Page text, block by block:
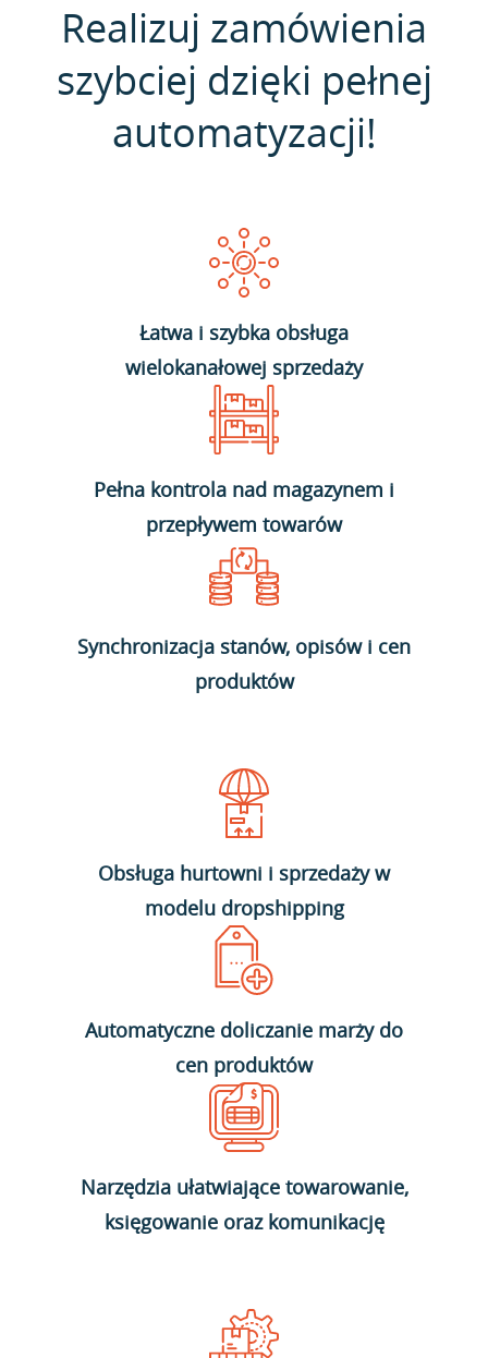
Realizuj zamówienia
szybciej dzięki pełnej
automatyzacji!
Łatwa i szybka obsługa
wielokanałowej sprzedaży
Pełna kontrola nad magazynem i
przepływem towarów
Synchronizacja stanów, opisów i cen
produktów
Obsługa hurtowni i sprzedaży w
modelu dropshipping
Automatyczne doliczanie marży do
cen produktów
Narzędzia ułatwiające towarowanie,
księgowanie oraz komunikację